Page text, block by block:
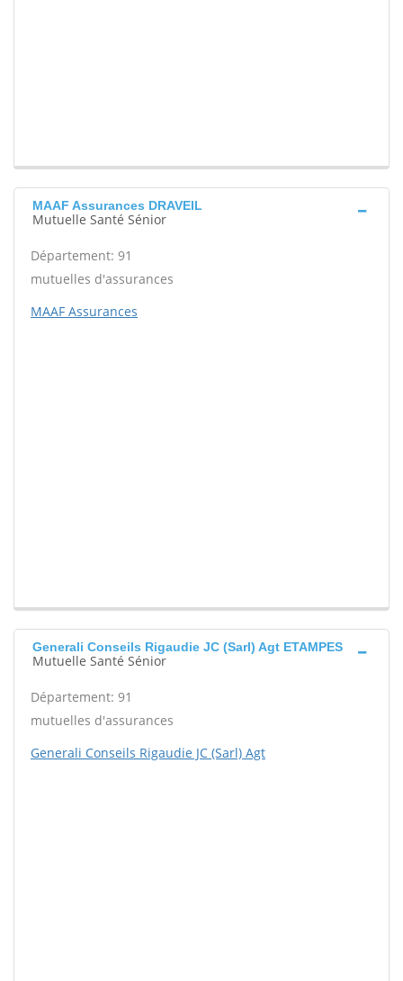
MAAF Assurances DRAVEIL
Mutuelle Santé Sénior
Département: 91
mutuelles d'assurances
MAAF Assurances
Generali Conseils Rigaudie JC (Sarl) Agt ETAMPES
Mutuelle Santé Sénior
Département: 91
mutuelles d'assurances
Generali Conseils Rigaudie JC (Sarl) Agt